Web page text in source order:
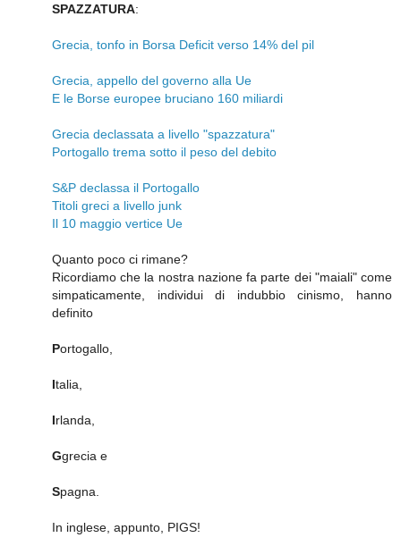
SPAZZATURA:
Grecia, tonfo in Borsa Deficit verso 14% del pil
Grecia, appello del governo alla Ue
E le Borse europee bruciano 160 miliardi
Grecia declassata a livello "spazzatura"
Portogallo trema sotto il peso del debito
S&P declassa il Portogallo
Titoli greci a livello junk
Il 10 maggio vertice Ue
Quanto poco ci rimane?
Ricordiamo che la nostra nazione fa parte dei "maiali" come
simpaticamente, individui di indubbio cinismo, hanno
definito
Portogallo,
Italia,
Irlanda,
Ggrecia e
Spagna.
In inglese, appunto, PIGS!